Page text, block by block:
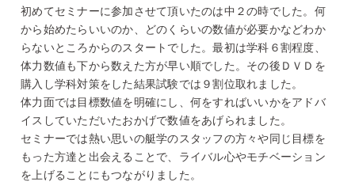
初めてセミナーに参加させて頂いたのは中２の時でした。何
から始めたらいいのか、どのくらいの数値が必要かなどわか
らないところからのスタートでした。最初は学科６割程度、
体力数値も下から数えた方が早い順でした。その後ＤＶＤを
購入し学科対策をした結果試験では９割位取れました。
体力面では目標数値を明確にし、何をすればいいかをアドバ
イスしていただいたおかげで数値をあげられました。
セミナーでは熱い思いの艇学のスタッフの方々や同じ目標を
もった方達と出会えることで、ライバル心やモチベーション
を上げることにもつながりました。